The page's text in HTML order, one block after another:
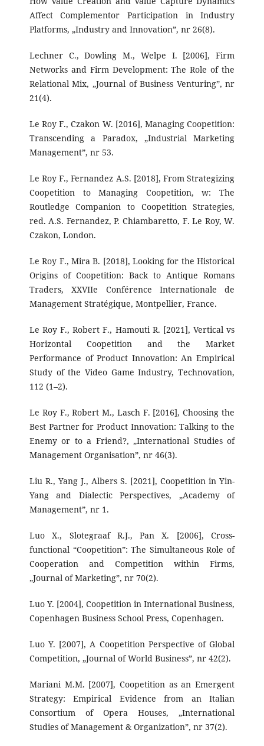
Affect Complementor Participation in Industry
Platforms, „Industry and Innovation”, nr 26(8).
Lechner C., Dowling M., Welpe I. [2006], Firm
Networks and Firm Development: The Role of the
Relational Mix, „Journal of Business Venturing”, nr
21(4).
Le Roy F., Czakon W. [2016], Managing Coopetition:
Transcending a Paradox, „Industrial Marketing
Management”, nr 53.
Le Roy F., Fernandez A.S. [2018], From Strategizing
Coopetition to Managing Coopetition, w: The
Routledge Companion to Coopetition Strategies,
red. A.S. Fernandez, P. Chiambaretto, F. Le Roy, W.
Czakon, London.
Le Roy F., Mira B. [2018], Looking for the Historical
Origins of Coopetition: Back to Antique Romans
Traders, XXVIIe Conférence Internationale de
Management Stratégique, Montpellier, France.
Le Roy F., Robert F., Hamouti R. [2021], Vertical vs
Horizontal Coopetition and the Market
Performance of Product Innovation: An Empirical
Study of the Video Game Industry, Technovation,
112 (1–2).
Le Roy F., Robert M., Lasch F. [2016], Choosing the
Best Partner for Product Innovation: Talking to the
Enemy or to a Friend?, „International Studies of
Management Organisation”, nr 46(3).
Liu R., Yang J., Albers S. [2021], Coopetition in Yin-
Yang and Dialectic Perspectives, „Academy of
Management”, nr 1.
Luo X., Slotegraaf R.J., Pan X. [2006], Cross-
functional “Coopetition”: The Simultaneous Role of
Cooperation and Competition within Firms,
„Journal of Marketing”, nr 70(2).
Luo Y. [2004], Coopetition in International Business,
Copenhagen Business School Press, Copenhagen.
Luo Y. [2007], A Coopetition Perspective of Global
Competition, „Journal of World Business”, nr 42(2).
Mariani M.M. [2007], Coopetition as an Emergent
Strategy: Empirical Evidence from an Italian
Consortium of Opera Houses, „International
Studies of Management & Organization”, nr 37(2).